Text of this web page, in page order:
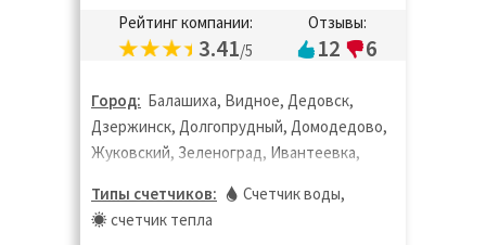
Рейтинг компании:
3.41/5
Отзывы:
12 6
Город: Балашиха, Видное, Дедовск,
Дзержинск, Долгопрудный, Домодедово,
Жуковский, Зеленоград, Ивантеевка,
Лобня, Лыткарино, Люберцы, Москва,
Московская область, Мытищи, Одинцово,
Типы счетчиков: Счетчик воды,
счетчик тепла